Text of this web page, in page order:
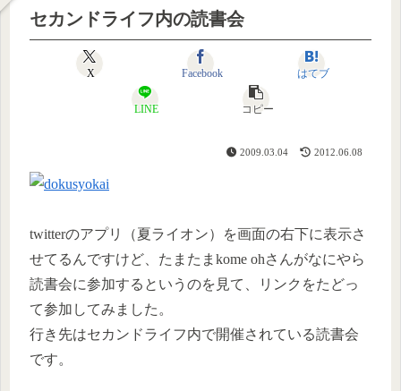
セカンドライフ内の読書会
X Facebook はてブ
LINE コピー
2009.03.04 2012.06.08
twitterのアプリ（夏ライオン）を画面の右下に表示さ
せてるんですけど、たまたまkome ohさんがなにやら
読書会に参加するというのを見て、リンクをたどっ
て参加してみました。
行き先はセカンドライフ内で開催されている読書会
です。